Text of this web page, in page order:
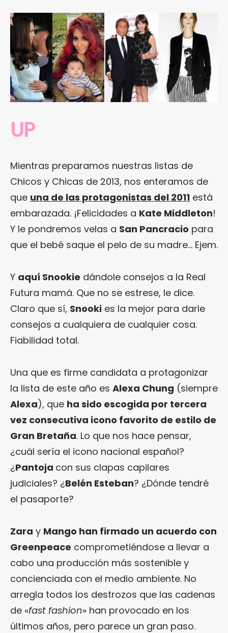
UP
Mientras preparamos nuestras listas de
Chicos y Chicas de 2013, nos enteramos de
que una de las protagonistas del 2011 está
embarazada. ¡Felicidades a Kate Middleton!
Y le pondremos velas a San Pancracio para
que el bebé saque el pelo de su madre… Ejem.
Y aquí Snookie dándole consejos a la Real
Futura mamá. Que no se estrese, le dice.
Claro que sí, Snooki es la mejor para darle
consejos a cualquiera de cualquier cosa.
Fiabilidad total.
Una que es firme candidata a protagonizar
la lista de este año es Alexa Chung (siempre
Alexa), que ha sido escogida por tercera
vez consecutiva icono favorito de estilo de
Gran Bretaña. Lo que nos hace pensar,
¿cuál sería el icono nacional español?
¿Pantoja con sus clapas capilares
judiciales? ¿Belén Esteban? ¿Dónde tendré
el pasaporte?
Zara y Mango han firmado un acuerdo con
Greenpeace comprometiéndose a llevar a
cabo una producción más sostenible y
concienciada con el medio ambiente. No
arregla todos los destrozos que las cadenas
de «fast fashion» han provocado en los
últimos años, pero parece un gran paso.